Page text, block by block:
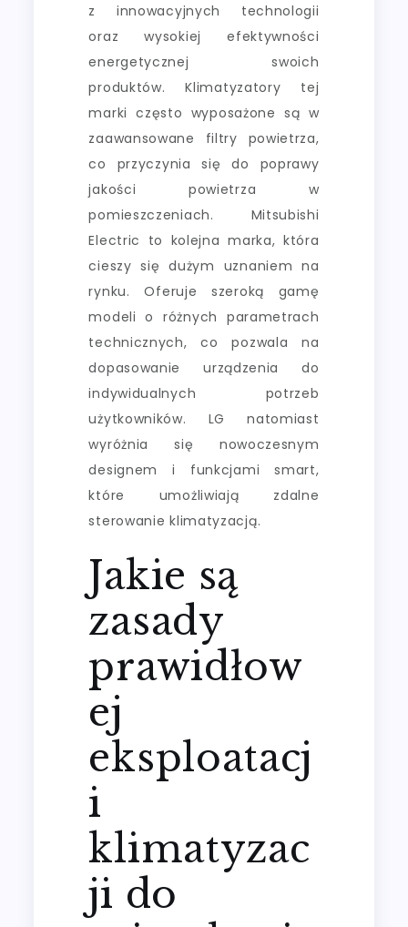
z innowacyjnych technologii
oraz wysokiej efektywności
energetycznej swoich
produktów. Klimatyzatory tej
marki często wyposażone są w
zaawansowane filtry powietrza,
co przyczynia się do poprawy
jakości powietrza w
pomieszczeniach. Mitsubishi
Electric to kolejna marka, która
cieszy się dużym uznaniem na
rynku. Oferuje szeroką gamę
modeli o różnych parametrach
technicznych, co pozwala na
dopasowanie urządzenia do
indywidualnych potrzeb
użytkowników. LG natomiast
wyróżnia się nowoczesnym
designem i funkcjami smart,
które umożliwiają zdalne
sterowanie klimatyzacją.
Jakie są
zasady
prawidłow
ej
eksploatacj
i
klimatyzac
ji do